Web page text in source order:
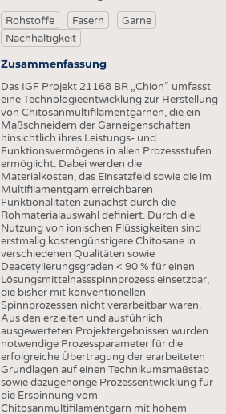
Rohstoffe Fasern
Garne
Nachhaltigkeit
Zusammenfassung
Das IGF Projekt 21168 BR „Chion“ umfasst
eine Technologieentwicklung zur Herstellung
von Chitosanmultifilamentgarnen, die ein
Maßschneidern der Garneigenschaften
hinsichtlich ihres Leistungs- und
Funktionsvermögens in allen Prozessstufen
ermöglicht. Dabei werden die
Materialkosten, das Einsatzfeld sowie die im
Multifilamentgarn erreichbaren
Funktionalitäten zunächst durch die
Rohmaterialauswahl definiert. Durch die
Nutzung von ionischen Flüssigkeiten sind
erstmalig kostengünstigere Chitosane in
verschiedenen Qualitäten sowie
Deacetylierungsgraden < 90 % für einen
Lösungsmittelnassspinnprozess einsetzbar,
die bisher mit konventionellen
Spinnprozessen nicht verarbeitbar waren.
Aus den erzielten und ausführlich
ausgewerteten Projektergebnissen wurden
notwendige Prozessparameter für die
erfolgreiche Übertragung der erarbeiteten
Grundlagen auf einen Technikumsmaßstab
sowie dazugehörige Prozessentwicklung für
die Erspinnung vom
Chitosanmultifilamentgarn mit hohem